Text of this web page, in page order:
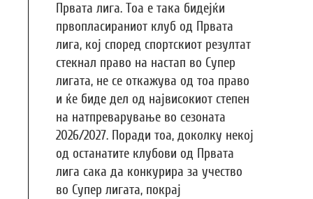
Првата лига. Тоа е така бидејќи
првопласираниот клуб од Првата
лига, кој според спортскиот резултат
стекнал право на настап во Супер
лигата, не се откажува од тоа право
и ќе биде дел од највисокиот степен
на натпреварување во сезоната
2026/2027. Поради тоа, доколку некој
од останатите клубови од Првата
лига сака да конкурира за учество
во Супер лигата, покрај